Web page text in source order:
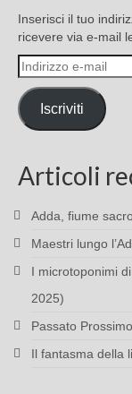
Inserisci il tuo
ricevere via e-mail
Indirizzo
e-
mail
Iscriviti
Articoli
Adda, fiume
Maestri lungo
I microtoponimi
2025)
Passato
Il fantasma della